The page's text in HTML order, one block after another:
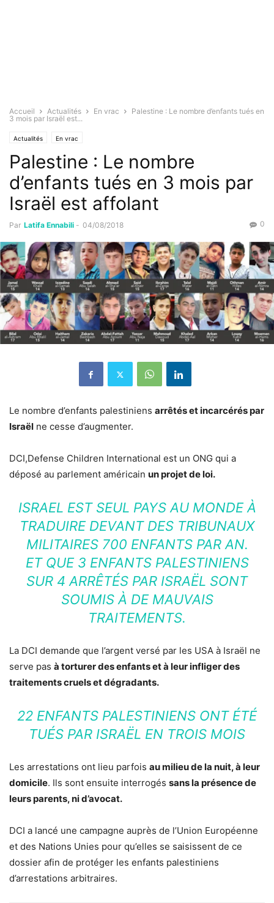
Accueil Actualités En vrac
Palestine : Le nombre d’enfants tués en
3 mois par Israël est...
Actualités En vrac
Palestine : Le nombre
d’enfants tués en 3 mois par
Israël est affolant
Par Latifa Ennabili - 04/08/2018 0
Le nombre d’enfants palestiniens arrêtés et incarcérés par
Israël ne cesse d’augmenter.
DCI,Defense Children International est un ONG qui a
déposé au parlement américain un projet de loi.
ISRAEL EST SEUL PAYS AU MONDE À
TRADUIRE DEVANT DES TRIBUNAUX
MILITAIRES 700 ENFANTS PAR AN.
ET QUE 3 ENFANTS PALESTINIENS
SUR 4 ARRÊTÉS PAR ISRAËL SONT
SOUMIS À DE MAUVAIS
TRAITEMENTS.
La DCI demande que l’argent versé par les USA à Israël ne
serve pas à torturer des enfants et à leur infliger des
traitements cruels et dégradants.
22 ENFANTS PALESTINIENS ONT ÉTÉ
TUÉS PAR ISRAËL EN TROIS MOIS
Les arrestations ont lieu parfois au milieu de la nuit, à leur
domicile. Ils sont ensuite interrogés sans la présence de
leurs parents, ni d’avocat.
DCI a lancé une campagne auprès de l’Union Européenne
et des Nations Unies pour qu’elles se saisissent de ce
dossier afin de protéger les enfants palestiniens
d’arrestations arbitraires.